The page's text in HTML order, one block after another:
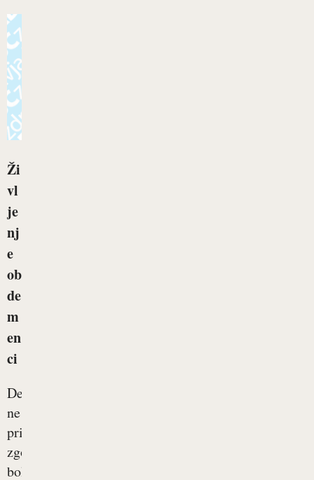
Ži
vl
je
nj
e
ob
de
m
en
ci
Demenca
ne
prizadene
zgolj
bolnika,